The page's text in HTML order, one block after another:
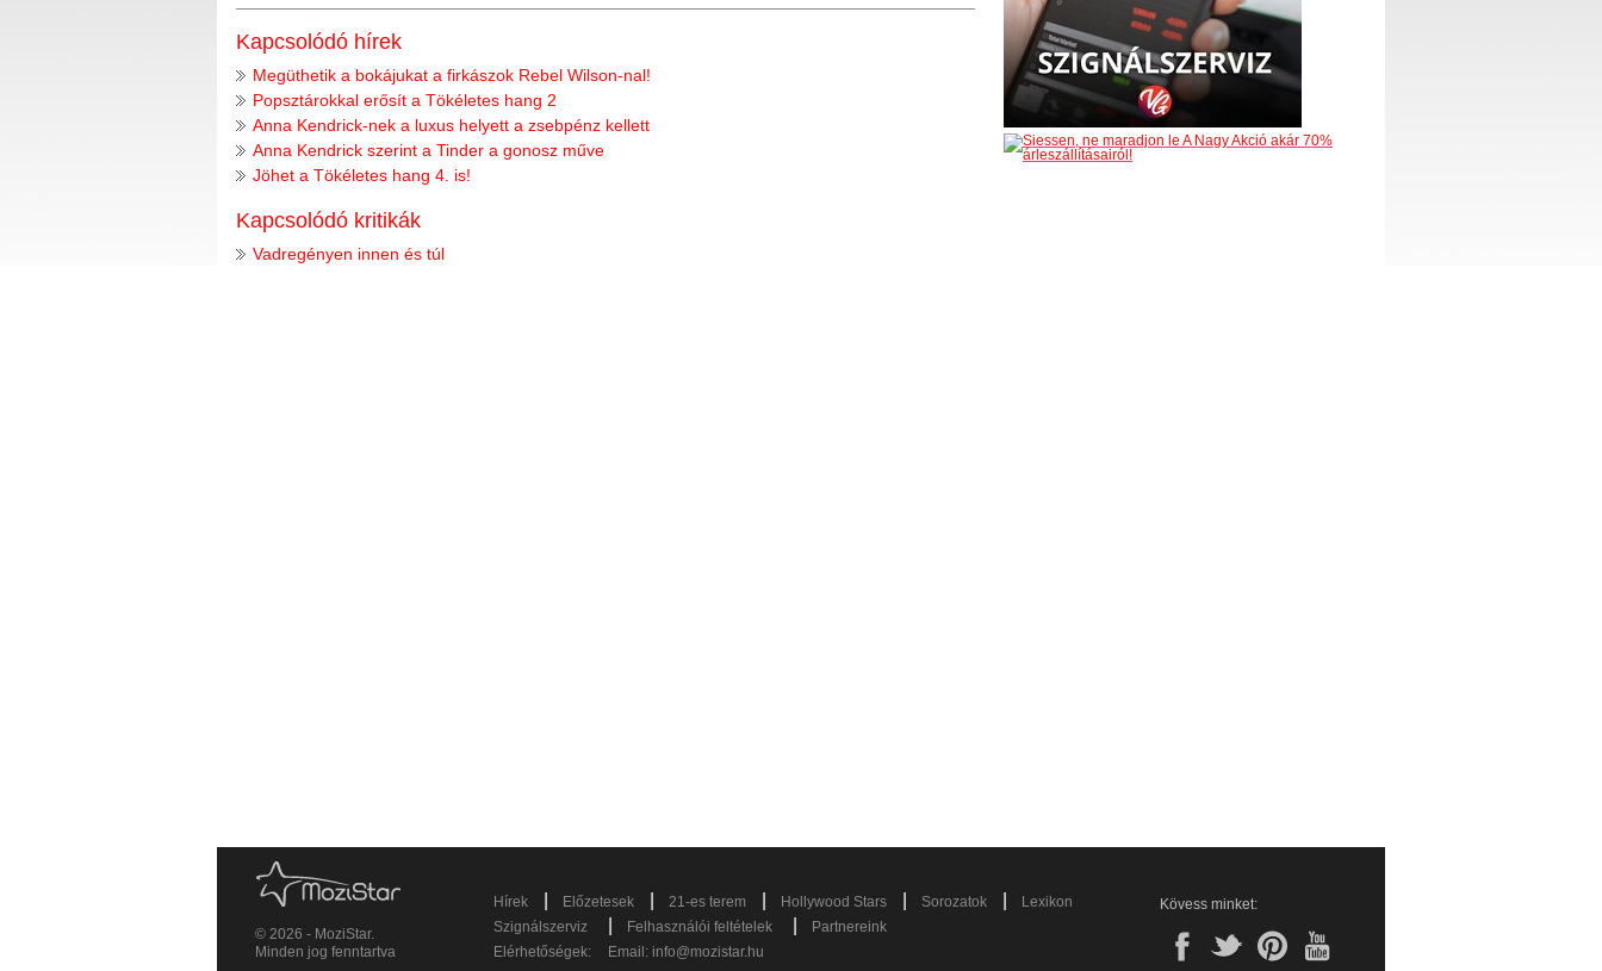
Kapcsolódó hírek
Megüthetik a bokájukat a firkászok Rebel Wilson-nal!
Popsztárokkal erősít a Tökéletes hang 2
Anna Kendrick-nek a luxus helyett a zsebpénz kellett
Anna Kendrick szerint a Tinder a gonosz műve
Jöhet a Tökéletes hang 4. is!
Kapcsolódó kritikák
Vadregényen innen és túl
© 2026 - MoziStar.
Minden jog fenntartva
Hírek Előzetesek 21-es terem Hollywood Stars Sorozatok
Lexikon
Szignálszerviz
Felhasználói feltételek
Partnereink
Elérhetőségek:
Email: info@mozistar.hu
Kövess minket: